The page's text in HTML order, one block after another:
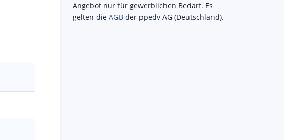
Angebot nur für gewerblichen Bedarf. Es
gelten die AGB der ppedv AG (Deutschland).